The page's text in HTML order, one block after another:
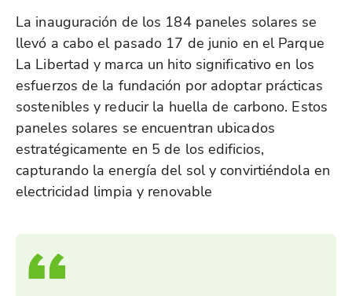
La inauguración de los 184 paneles solares se
llevó a cabo el pasado 17 de junio en el Parque
La Libertad y marca un hito significativo en los
esfuerzos de la fundación por adoptar prácticas
sostenibles y reducir la huella de carbono. Estos
paneles solares se encuentran ubicados
estratégicamente en 5 de los edificios,
capturando la energía del sol y convirtiéndola en
electricidad limpia y renovable